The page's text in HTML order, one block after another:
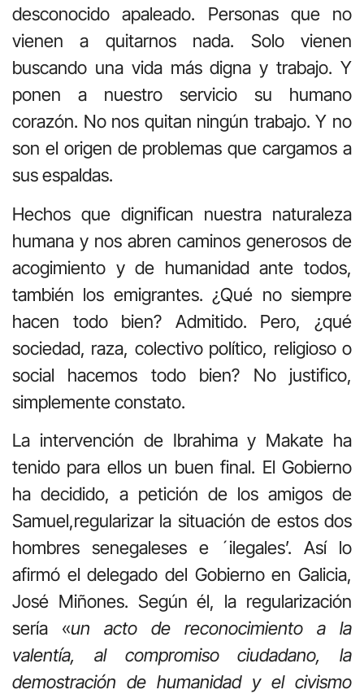
desconocido apaleado. Personas que no
vienen a quitarnos nada. Solo vienen
buscando una vida más digna y trabajo. Y
ponen a nuestro servicio su humano
corazón. No nos quitan ningún trabajo. Y no
son el origen de problemas que cargamos a
sus espaldas.
Hechos que dignifican nuestra naturaleza
humana y nos abren caminos generosos de
acogimiento y de humanidad ante todos,
también los emigrantes. ¿Qué no siempre
hacen todo bien? Admitido. Pero, ¿qué
sociedad, raza, colectivo político, religioso o
social hacemos todo bien? No justifico,
simplemente constato.
La intervención de Ibrahima y Makate ha
tenido para ellos un buen final. El Gobierno
ha decidido, a petición de los amigos de
Samuel,regularizar la situación de estos dos
hombres senegaleses e ´ilegales’. Así lo
afirmó el delegado del Gobierno en Galicia,
José Miñones. Según él, la regularización
sería «un acto de reconocimiento a la
valentía, al compromiso ciudadano, la
demostración de humanidad y el civismo